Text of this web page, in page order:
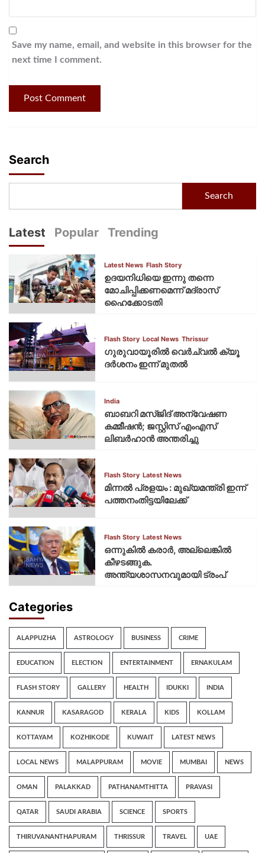
Save my name, email, and website in this browser for the
next time I comment.
Search
Search
Latest Popular Trending
Latest News Flash Story
ഉദയനിധിയെ ഇന്നു തന്നെ
മോചിപ്പിക്കണമെന്ന് മദ്രാസ്
ഹൈക്കോടതി
Flash Story Local News Thrissur
ഗുരുവായൂരില്‍ വെര്‍ച്വല്‍ ക്യൂ
ദര്‍ശനം ഇന്ന് മുതല്‍
India
ബാബറി മസ്ജിദ് അന്വേഷണ
കമ്മീഷന്‍; ജസ്റ്റിസ് എംഎസ്
ലിബര്‍ഹാന്‍ അന്തരിച്ചു
Flash Story Latest News
മിന്നല്‍ പ്രളയം : മുഖ്യമന്ത്രി ഇന്ന്
പത്തനംതിട്ടയിലേക്ക്
Flash Story Latest News
ഒന്നുകില്‍ കരാര്‍, അല്ലെങ്കില്‍
കീഴടങ്ങുക.
അന്ത്യശാസനവുമായി ട്രംപ്
Categories
ALAPPUZHA ASTROLOGY BUSINESS CRIME
EDUCATION ELECTION ENTERTAINMENT ERNAKULAM
FLASH STORY GALLERY HEALTH IDUKKI INDIA
KANNUR KASARAGOD KERALA KIDS KOLLAM
KOTTAYAM KOZHIKODE KUWAIT LATEST NEWS
LOCAL NEWS MALAPPURAM MOVIE MUMBAI NEWS
OMAN PALAKKAD PATHANAMTHITTA PRAVASI
QATAR SAUDI ARABIA SCIENCE SPORTS
THIRUVANANTHAPURAM THRISSUR TRAVEL UAE